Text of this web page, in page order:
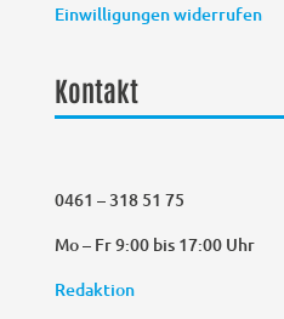
Einwilligungen widerrufen
Kontakt
0461 – 318 51 75
Mo – Fr 9:00 bis 17:00 Uhr
Redaktion